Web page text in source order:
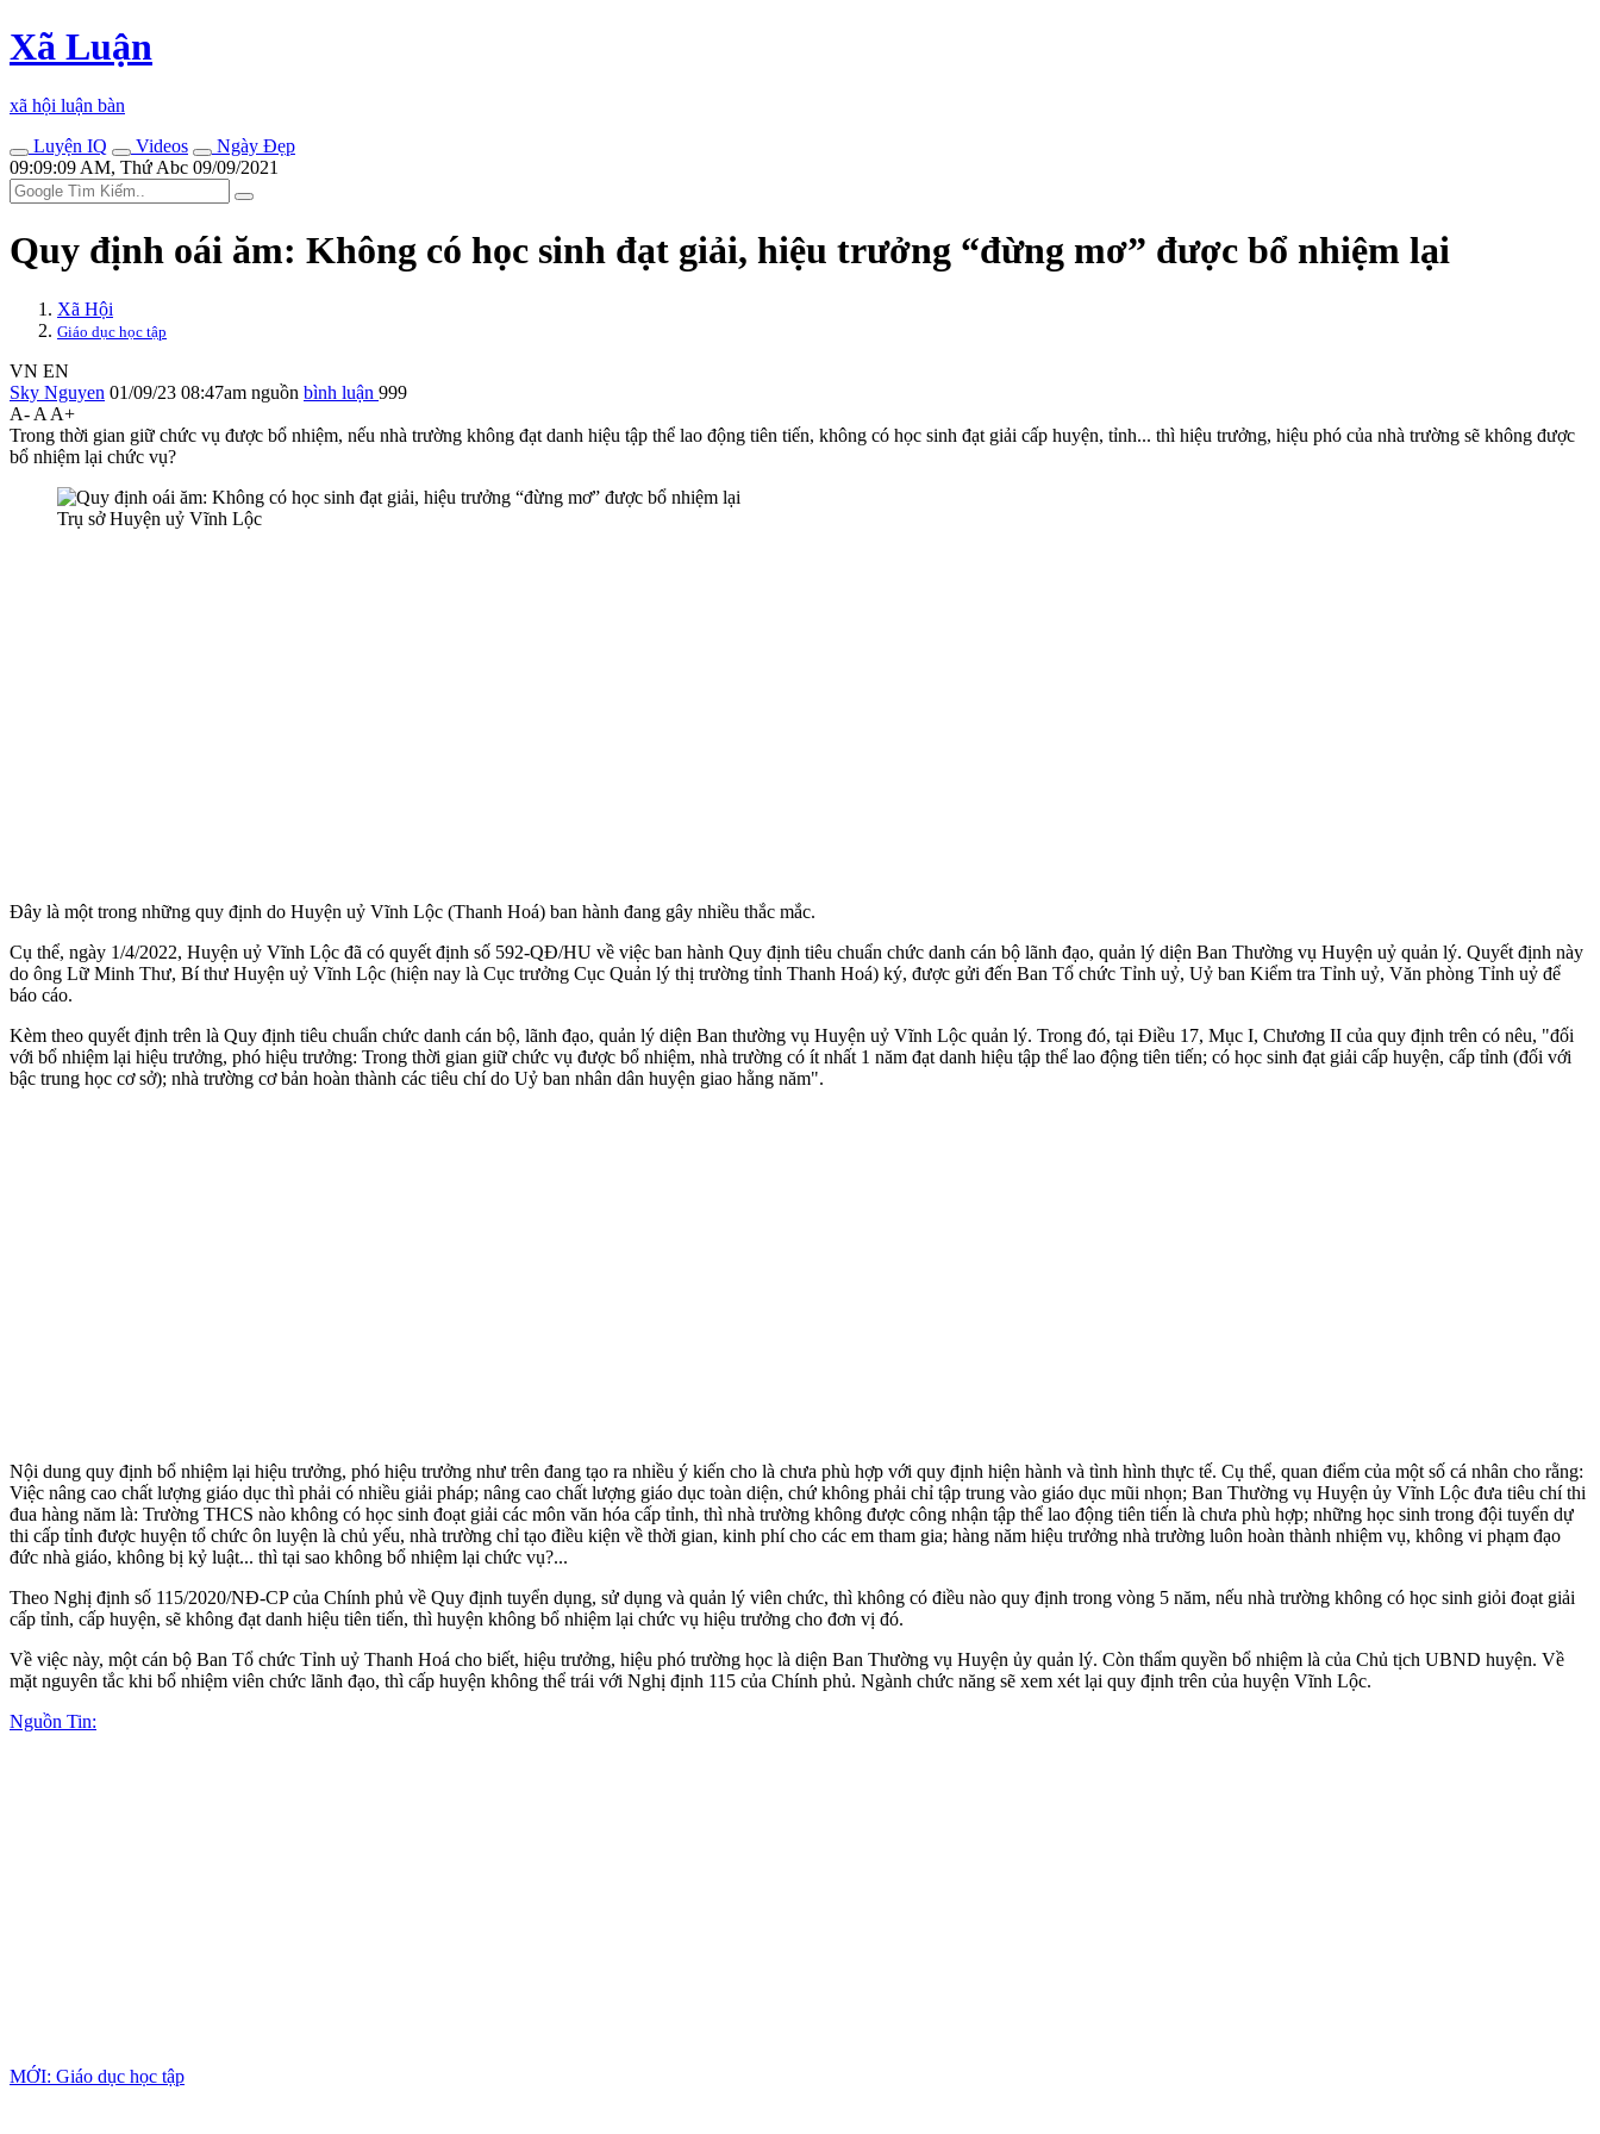
Xã Luận
xã hội luận bàn
Luyện IQ
Videos
Ngày Đẹp
09:09:09 AM, Thứ Abc 09/09/2021
Quy định oái ăm: Không có học sinh đạt giải, hiệu trưởng “đừng mơ” được bổ nhiệm lại
Xã Hội
Giáo dục học tập
VN EN
Sky Nguyen 01/09/23 08:47am nguồn bình luận 999
A- A A+
Trong thời gian giữ chức vụ được bổ nhiệm, nếu nhà trường không đạt danh hiệu tập thể lao động tiên tiến, không có học sinh đạt giải cấp huyện, tỉnh... thì hiệu trưởng, hiệu phó của nhà trường sẽ không được
bổ nhiệm lại chức vụ?
Trụ sở Huyện uỷ Vĩnh Lộc
Đây là một trong những quy định do Huyện uỷ Vĩnh Lộc (Thanh Hoá) ban hành đang gây nhiều thắc mắc.
Cụ thể, ngày 1/4/2022, Huyện uỷ Vĩnh Lộc đã có quyết định số 592-QĐ/HU về việc ban hành Quy định tiêu chuẩn chức danh cán bộ lãnh đạo, quản lý diện Ban Thường vụ Huyện uỷ quản lý. Quyết định này
do ông Lữ Minh Thư, Bí thư Huyện uỷ Vĩnh Lộc (hiện nay là Cục trưởng Cục Quản lý thị trường tỉnh Thanh Hoá) ký, được gửi đến Ban Tổ chức Tỉnh uỷ, Uỷ ban Kiểm tra Tỉnh uỷ, Văn phòng Tỉnh uỷ để
báo cáo.
Kèm theo quyết định trên là Quy định tiêu chuẩn chức danh cán bộ, lãnh đạo, quản lý diện Ban thường vụ Huyện uỷ Vĩnh Lộc quản lý. Trong đó, tại Điều 17, Mục I, Chương II của quy định trên có nêu, "đối
với bổ nhiệm lại hiệu trưởng, phó hiệu trưởng: Trong thời gian giữ chức vụ được bổ nhiệm, nhà trường có ít nhất 1 năm đạt danh hiệu tập thể lao động tiên tiến; có học sinh đạt giải cấp huyện, cấp tỉnh (đối với
bậc trung học cơ sở); nhà trường cơ bản hoàn thành các tiêu chí do Uỷ ban nhân dân huyện giao hằng năm".
Nội dung quy định bổ nhiệm lại hiệu trưởng, phó hiệu trưởng như trên đang tạo ra nhiều ý kiến cho là chưa phù hợp với quy định hiện hành và tình hình thực tế. Cụ thể, quan điểm của một số cá nhân cho rằng:
Việc nâng cao chất lượng giáo dục thì phải có nhiều giải pháp; nâng cao chất lượng giáo dục toàn diện, chứ không phải chỉ tập trung vào giáo dục mũi nhọn; Ban Thường vụ Huyện ủy Vĩnh Lộc đưa tiêu chí thi
đua hàng năm là: Trường THCS nào không có học sinh đoạt giải các môn văn hóa cấp tỉnh, thì nhà trường không được công nhận tập thể lao động tiên tiến là chưa phù hợp; những học sinh trong đội tuyển dự
thi cấp tỉnh được huyện tổ chức ôn luyện là chủ yếu, nhà trường chỉ tạo điều kiện về thời gian, kinh phí cho các em tham gia; hàng năm hiệu trưởng nhà trường luôn hoàn thành nhiệm vụ, không vi phạm đạo
đức nhà giáo, không bị kỷ luật... thì tại sao không bổ nhiệm lại chức vụ?...
Theo Nghị định số 115/2020/NĐ-CP của Chính phủ về Quy định tuyển dụng, sử dụng và quản lý viên chức, thì không có điều nào quy định trong vòng 5 năm, nếu nhà trường không có học sinh giỏi đoạt giải
cấp tỉnh, cấp huyện, sẽ không đạt danh hiệu tiên tiến, thì huyện không bổ nhiệm lại chức vụ hiệu trưởng cho đơn vị đó.
Về việc này, một cán bộ Ban Tổ chức Tỉnh uỷ Thanh Hoá cho biết, hiệu trưởng, hiệu phó trường học là diện Ban Thường vụ Huyện ủy quản lý. Còn thẩm quyền bổ nhiệm là của Chủ tịch UBND huyện. Về
mặt nguyên tắc khi bổ nhiệm viên chức lãnh đạo, thì cấp huyện không thể trái với Nghị định 115 của Chính phủ. Ngành chức năng sẽ xem xét lại quy định trên của huyện Vĩnh Lộc.
Nguồn Tin:
MỚI: Giáo dục học tập